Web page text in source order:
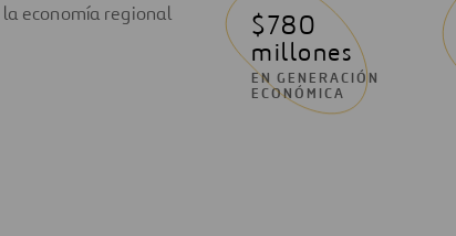
economía regional
$780
millones
EN GENERACIÓN
ECONÓMICA